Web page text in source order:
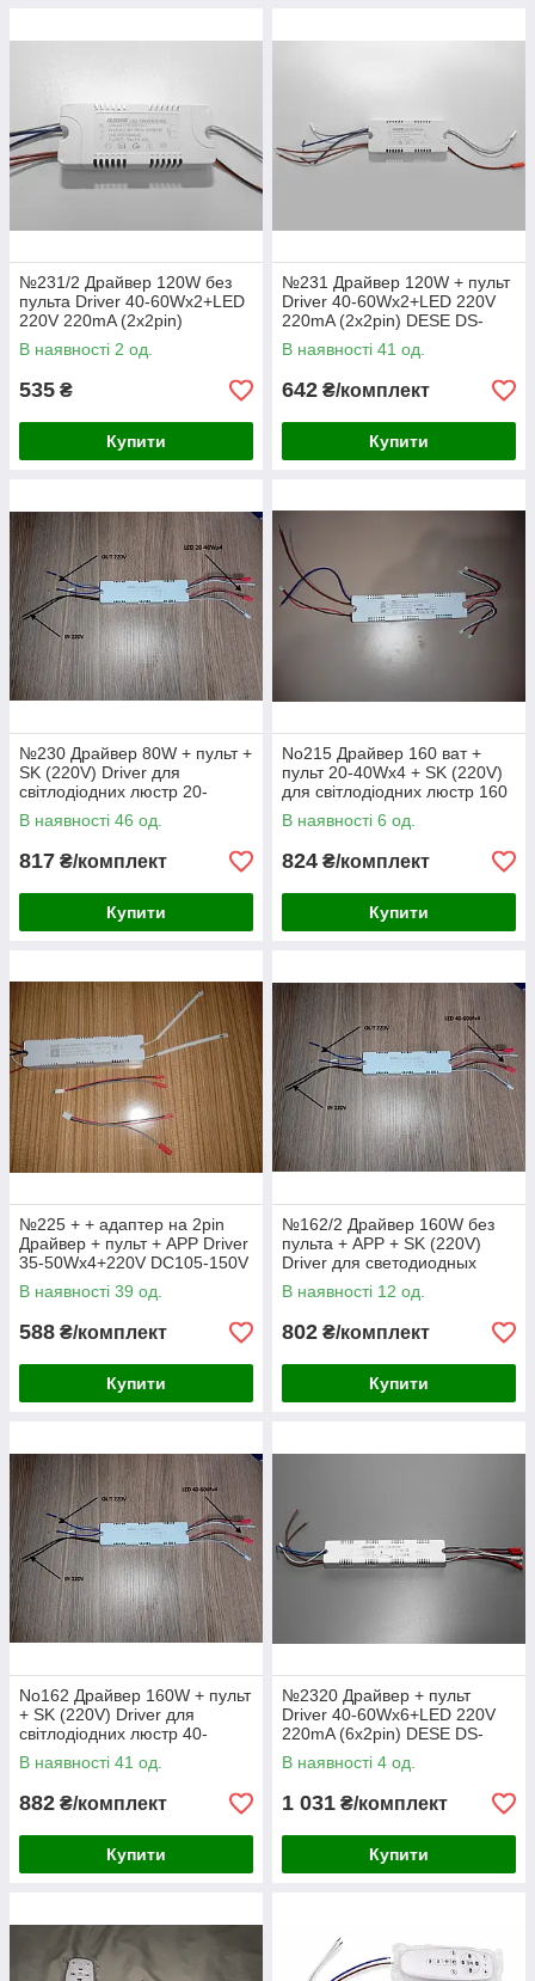
№231/2 Драйвер 120W без
пульта Driver 40-60Wx2+LED
220V 220mA (2x2pin)
В наявності 2 од.
535 ₴
Купити
№231 Драйвер 120W + пульт
Driver 40-60Wx2+LED 220V
220mA (2x2pin) DESE DS-
521A+
В наявності 41 од.
642 ₴/комплект
Купити
№230 Драйвер 80W + пульт +
SK (220V) Driver для
світлодіодних люстр 20-
40Wx4 (4x2pin) DESE DS-
543B
В наявності 46 од.
817 ₴/комплект
Купити
No215 Драйвер 160 ват +
пульт 20-40Wx4 + SK (220V)
для світлодіодних люстр 160
W 64-192V 250mA (No154)
В наявності 6 од.
824 ₴/комплект
Купити
№225 + + адаптер на 2pin
Драйвер + пульт + APP Driver
35-50Wx4+220V DC105-150V
260mA (4x2pin)
В наявності 39 од.
588 ₴/комплект
Купити
№162/2 Драйвер 160W без
пульта + APP + SK (220V)
Driver для светодиодных
люстр 40-60Wx4 (4x2pin)
В наявності 12 од.
802 ₴/комплект
Купити
No162 Драйвер 160W + пульт
+ SK (220V) Driver для
світлодіодних люстр 40-
60Wx4 (4x2pin) DESE DS-
543A+
В наявності 41 од.
882 ₴/комплект
Купити
№2320 Драйвер + пульт
Driver 40-60Wx6+LED 220V
220mA (6x2pin) DESE DS-
560A+
В наявності 4 од.
1 031 ₴/комплект
Купити